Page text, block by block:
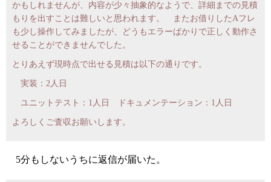
かもしれませんが、内容が少々抽象的なようで、詳細までの見積
もりを出すことは難しいと思われます。 またお借りしたAフレ
も少し操作してみましたが、どうもエラーばかりで正しく動作さ
せることができませんでした。
とりあえず現時点で出せる見積は以下の通りです。
実装：2人日
ユニットテスト：1人日 ドキュメンテーション：1人日
よろしくご査収お願いします。
5分もしないうちに返信が届いた。